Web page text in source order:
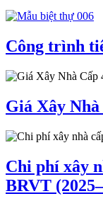
Công trình
Giá Xây
Chi phí xây
BRVT